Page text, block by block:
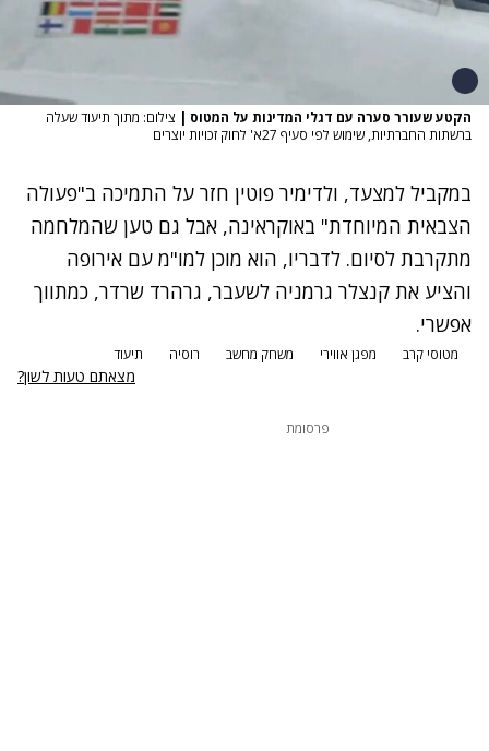
הקטע שעורר סערה עם דגלי המדינות על המטוס | צילום: מתוך תיעוד שעלה
ברשתות החברתיות, שימוש לפי סעיף 27א' לחוק זכויות יוצרים
במקביל למצעד, ולדימיר פוטין חזר על התמיכה ב"פעולה
הצבאית המיוחדת" באוקראינה, אבל גם טען שהמלחמה
מתקרבת לסיום. לדבריו, הוא מוכן למו"מ עם אירופה
והציע את קנצלר גרמניה לשעבר, גרהרד שרדר, כמתווך
אפשרי.
מטוסי קרב מפגן אווירי משחק מחשב רוסיה תיעוד
מצאתם טעות לשון?
פרסומת